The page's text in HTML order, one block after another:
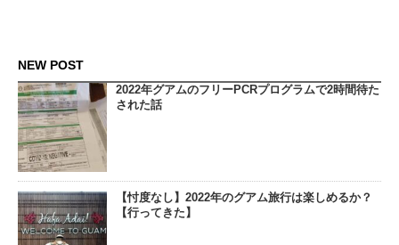
NEW POST
2022年グアムのフリーPCRプログラムで2時間待た
された話
【忖度なし】2022年のグアム旅行は楽しめるか？
【行ってきた】